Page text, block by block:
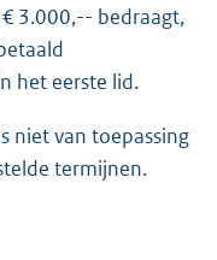
3.000,-- bedraagt,
het eerste lid.
niet van toepassing
termijnen.